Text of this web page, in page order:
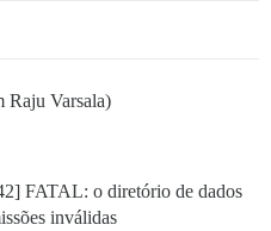
Raju Varsala)
FATAL: o diretório de dados
inválidas